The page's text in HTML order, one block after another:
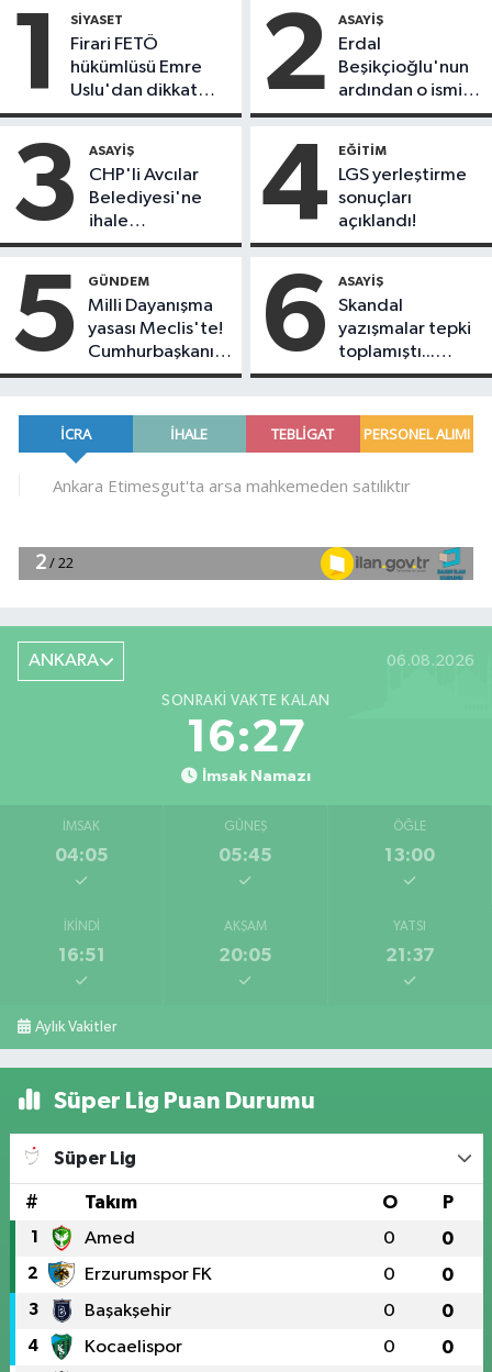
1 SIYASET
Firari FETÖ
hükümlüsü Emre
Uslu'dan dikkat
çeken açıklamalar:
bölünmesinde aktif
rol oynadık"
2 ASAYIŞ
Erdal
Beşikçioğlu'nun
ardından o ismin
de kokain testi
3 ASAYIŞ
CHP'li Avcılar
Belediyesi'ne
ihale
operasyonu: Çok
var
4 EĞITIM
LGS yerleştirme
sonuçları
açıklandı!
5 GÜNDEM
Milli Dayanışma
yasası Meclis'te!
Cumhurbaşkanı
Erdoğan'dan ilk
6 ASAYIŞ
Skandal
yazışmalar tepki
toplamıştı...
Koray Beşli
tutuklama kararı
geldi!
ANKARA 06.08.2026
SONRAKI VAKTE KALAN
16:27
İmsak Namazı
İMSAK
04:05
GÜNEŞ
05:45
ÖĞLE
13:00
İKINDI
16:51
AKŞAM
20:05
YATSI
21:37
Aylık Vakitler
Süper Lig Puan Durumu
Süper Lig
# Takım O P
1 Amed 0 0
2 Erzurumspor FK 0 0
3 Başakşehir 0 0
4 Kocaelispor 0 0